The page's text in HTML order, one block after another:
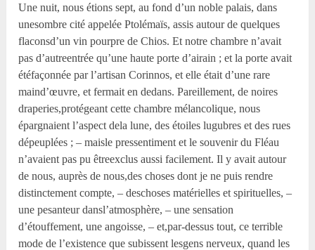
Une nuit, nous étions sept, au fond d’un noble palais, dans
unesombre cité appelée Ptolémaïs, assis autour de quelques
flaconsd’un vin pourpre de Chios. Et notre chambre n’avait
pas d’autreentrée qu’une haute porte d’airain ; et la porte avait
étéfaçonnée par l’artisan Corinnos, et elle était d’une rare
maind’œuvre, et fermait en dedans. Pareillement, de noires
draperies,protégeant cette chambre mélancolique, nous
épargnaient l’aspect dela lune, des étoiles lugubres et des rues
dépeuplées ; – maisle pressentiment et le souvenir du Fléau
n’avaient pas pu êtreexclus aussi facilement. Il y avait autour
de nous, auprès de nous,des choses dont je ne puis rendre
distinctement compte, – deschoses matérielles et spirituelles, –
une pesanteur dansl’atmosphère, – une sensation
d’étouffement, une angoisse, – et,par-dessus tout, ce terrible
mode de l’existence que subissent lesgens nerveux, quand les